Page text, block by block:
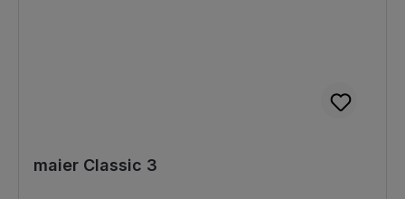
maier Classic 3